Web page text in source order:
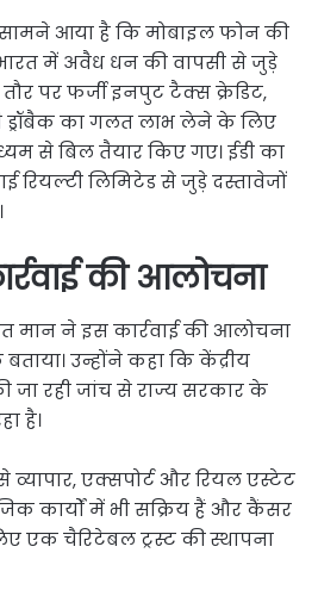
आया है कि मोबाइल फोन की
में अवैध धन की वापसी से जुड़े
पर फर्जी इनपुट टैक्स क्रेडिट,
ड्रॉबैक का गलत लाभ लेने के लिए
से बिल तैयार किए गए। ईडी का
रियल्टी लिमिटेड से जुड़े दस्तावेजों
की आलोचना
मान ने इस कार्रवाई की आलोचना
उन्होंने कहा कि केंद्रीय
जा रही जांच से राज्य सरकार के
है।
एक्सपोर्ट और रियल एस्टेट
कार्यों में भी सक्रिय हैं और कैंसर
एक चैरिटेबल ट्रस्ट की स्थापना